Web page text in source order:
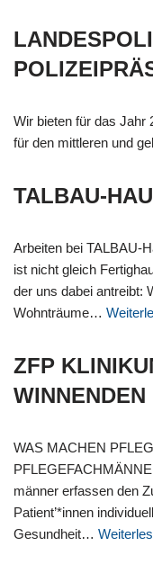
Wir bieten für das Jahr
für den mittleren und
TALBAU-
Arbeiten bei TALBAU-
ist nicht gleich
der uns dabei antreibt:
Wohnträume…
ZFP
INNENDEN
WAS MACHEN
männer erfassen den
Patient’*innen
Gesundheit…